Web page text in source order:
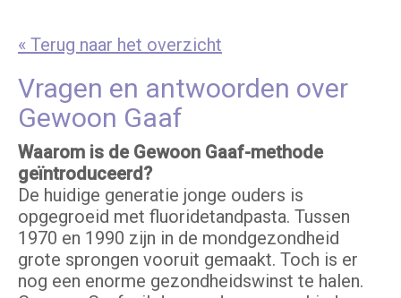
« Terug naar het overzicht
Vragen en antwoorden over
Gewoon Gaaf
Waarom is de Gewoon Gaaf-methode
geïntroduceerd?
De huidige generatie jonge ouders is
opgegroeid met fluoridetandpasta. Tussen
1970 en 1990 zijn in de mondgezondheid
grote sprongen vooruit gemaakt. Toch is er
nog een enorme gezondheidswinst te halen.